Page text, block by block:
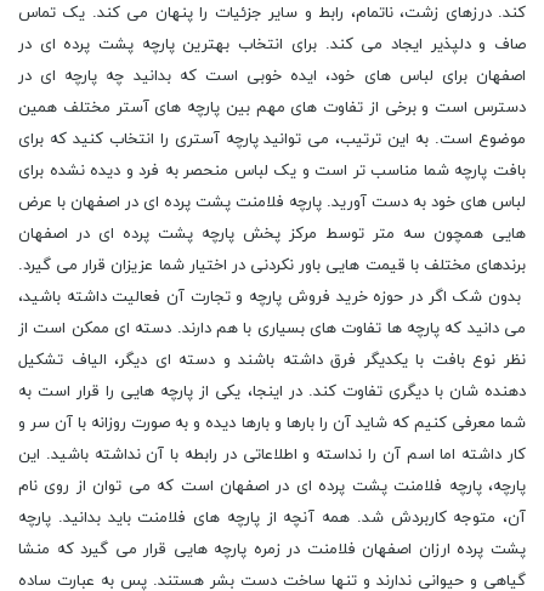
کند. درزهای زشت، ناتمام، رابط و سایر جزئیات را پنهان می کند. یک تماس
صاف و دلپذیر ایجاد می کند. برای انتخاب بهترین پارچه پشت پرده ای در
اصفهان برای لباس های خود، ایده خوبی است که بدانید چه پارچه ای در
دسترس است و برخی از تفاوت های مهم بین پارچه های آستر مختلف همین
موضوع است. به این ترتیب، می توانید پارچه آستری را انتخاب کنید که برای
بافت پارچه شما مناسب تر است و یک لباس منحصر به فرد و دیده نشده برای
لباس های خود به دست آورید. پارچه فلامنت پشت پرده ای در اصفهان با عرض
هایی همچون سه متر توسط مرکز پخش پارچه پشت پرده ای در اصفهان
برندهای مختلف با قیمت هایی باور نکردنی در اختیار شما عزیزان قرار می گیرد.
بدون شک اگر در حوزه خرید فروش پارچه و تجارت آن فعالیت داشته باشید،
می دانید که پارچه ها تفاوت های بسیاری با هم دارند. دسته ای ممکن است از
نظر نوع بافت با یکدیگر فرق داشته باشند و دسته ای دیگر، الیاف تشکیل
دهنده شان با دیگری تفاوت کند. در اینجا، یکی از پارچه هایی را قرار است به
شما معرفی کنیم که شاید آن را بارها و بارها دیده و به صورت روزانه با آن سر و
کار داشته اما اسم آن را نداسته و اطلاعاتی در رابطه با آن نداشته باشید. این
پارچه، پارچه فلامنت پشت پرده ای در اصفهان است که می توان از روی نام
آن، متوجه کاربردش شد. همه آنچه از پارچه های فلامنت باید بدانید. پارچه
پشت پرده ارزان اصفهان فلامنت در زمره پارچه هایی قرار می گیرد که منشا
گیاهی و حیوانی ندارند و تنها ساخت دست بشر هستند. پس به عبارت ساده